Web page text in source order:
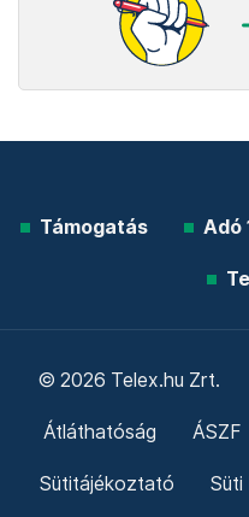
Támogatás Adó
© 2026 Telex.hu Zrt.
Átláthatóság ÁSZF
Sütitájékoztató Süti